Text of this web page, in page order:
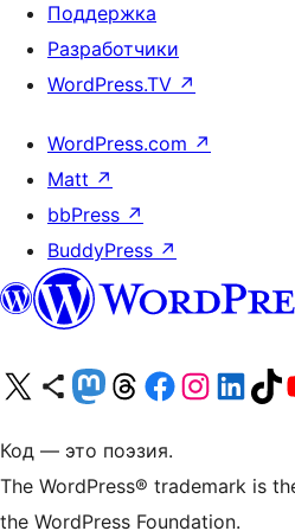
Поддержка
Разработчики
WordPress.TV ↗
WordPress.com ↗
Matt ↗
bbPress ↗
BuddyPress ↗
Посетите нас в X (ранее Twitter)
Посетите нашу учётную запись в Bluesky
Посетите нашу ленту в Mastodon
Посетите нашу учётную запись в Threads
Посетите нашу страницу на Facebook
Посетите наш
Посетите нашу страницу
Посетите нашу
Код — это поэзия.
The WordPress® trademark is
the WordPress Foundation.